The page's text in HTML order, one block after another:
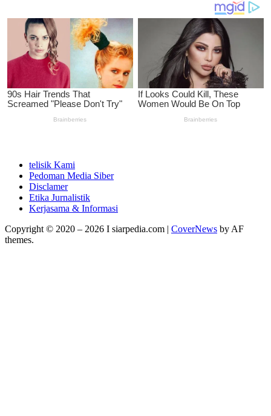
telisik Kami
Pedoman Media Siber
Disclamer
Etika Jurnalistik
Kerjasama & Informasi
Copyright © 2020 – 2026 I siarpedia.com | CoverNews by AF
themes.